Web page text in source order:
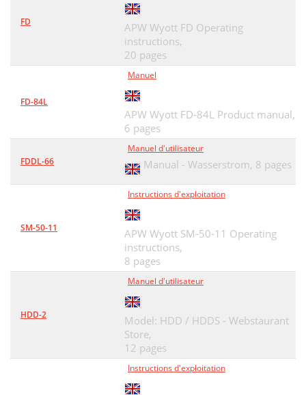
FD
APW Wyott FD Operating
instructions,
20 pages
FD-84L
Manuel
APW Wyott FD-84L Product manual,
6 pages
FDDL-66
Manuel d'utilisateur
Manual - Wasserstrom, 8 pages
SM-50-11
Instructions d'exploitation
APW Wyott SM-50-11 Operating
instructions,
8 pages
HDD-2
Manuel d'utilisateur
Model: HDD / HDDS - Webstaurant
Store,
12 pages
Instructions d'exploitation